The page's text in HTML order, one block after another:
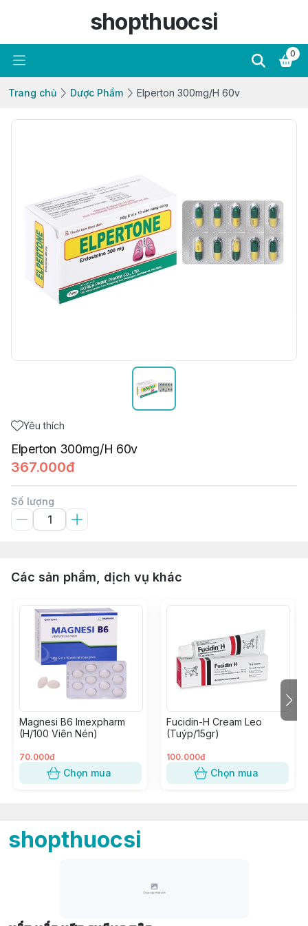
shopthuocsi
0
Trang chủ Dược Phẩm Elperton 300mg/H 60v
Yêu thích
Elperton 300mg/H 60v
367.000đ
Số lượng
Các sản phẩm, dịch vụ khác
Magnesi B6 Imexpharm
(H/100 Viên Nén)
70.000đ
Chọn mua
Fucidin-H Cream Leo
(Tuýp/15gr)
100.000đ
Chọn mua
shopthuocsi